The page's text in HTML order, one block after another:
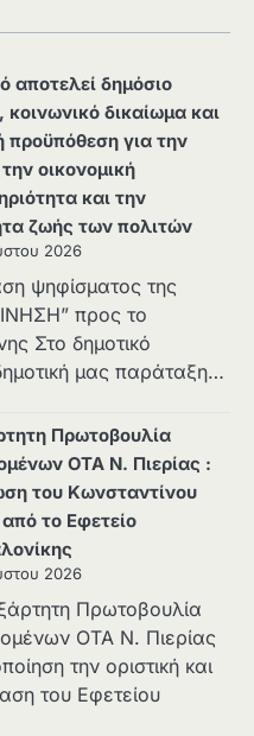
αποτελεί δημόσιο
δικαίωμα και
προϋπόθεση για την
οικονομική
και την
ζωής των πολιτών
2026
ψηφίσματος της
προς το
Στο δημοτικό
μας παράταξη…
Πρωτοβουλία
ΟΤΑ Ν. Πιερίας :
του Κωνσταντίνου
από το Εφετείο
2026
Πρωτοβουλία
ΟΤΑ Ν. Πιερίας
την οριστική και
του Εφετείου